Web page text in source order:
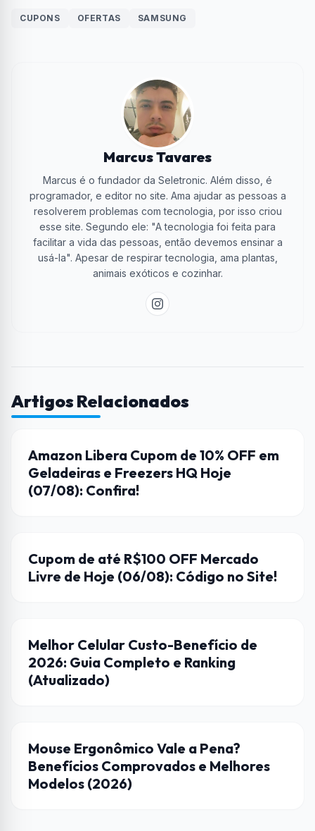
CUPONS OFERTAS SAMSUNG
Marcus Tavares
Marcus é o fundador da Seletronic. Além disso, é
programador, e editor no site. Ama ajudar as pessoas a
resolverem problemas com tecnologia, por isso criou
esse site. Segundo ele: "A tecnologia foi feita para
facilitar a vida das pessoas, então devemos ensinar a
usá-la". Apesar de respirar tecnologia, ama plantas,
animais exóticos e cozinhar.
Artigos Relacionados
AMAZON
Amazon Libera Cupom de 10% OFF em
Geladeiras e Freezers HQ Hoje
(07/08): Confira!
CUPONS DE DESCONTO
Cupom de até R$100 OFF Mercado
Livre de Hoje (06/08): Código no Site!
DICAS
Melhor Celular Custo-Benefício de
2026: Guia Completo e Ranking
(Atualizado)
CASA CONECTADA
Mouse Ergonômico Vale a Pena?
Benefícios Comprovados e Melhores
Modelos (2026)